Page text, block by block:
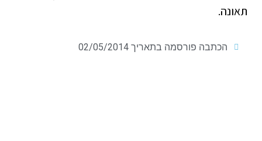
תאונה.
הכתבה פורסמה בתאריך 02/05/2014